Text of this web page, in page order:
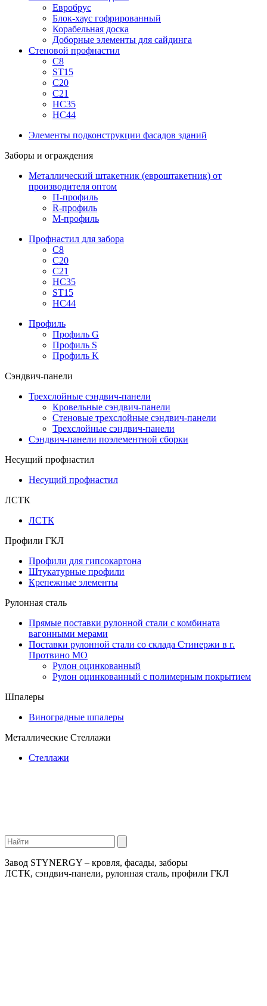
Евробрус
Блок-хаус гофрированный
Корабельная доска
Доборные элементы для сайдинга
Стеновой профнастил
С8
ST15
С20
С21
НС35
НС44
Элементы подконструкции фасадов зданий
Заборы и ограждения
Металлический штакетник (евроштакетник) от
производителя оптом
П-профиль
R-профиль
М-профиль
Профнастил для забора
С8
С20
С21
НС35
ST15
НС44
Профиль
Профиль G
Профиль S
Профиль K
Сэндвич-панели
Трехслойные сэндвич-панели
Кровельные сэндвич-панели
Стеновые трехслойные сэндвич-панели
Трехслойные сэндвич-панели
Сэндвич-панели поэлементной сборки
Несущий профнастил
Несущий профнастил
ЛСТК
ЛСТК
Профили ГКЛ
Профили для гипсокартона
Штукатурные профили
Крепежные элементы
Рулонная сталь
Прямые поставки рулонной стали с комбината
вагонными мерами
Поставки рулонной стали со склада Стинержи в г.
Протвино МО
Рулон оцинкованный
Рулон оцинкованный с полимерным покрытием
Шпалеры
Виноградные шпалеры
Металлические Стеллажи
Стеллажи
Завод STYNERGY – кровля, фасады, заборы
ЛСТК, сэндвич-панели, рулонная сталь, профили ГКЛ